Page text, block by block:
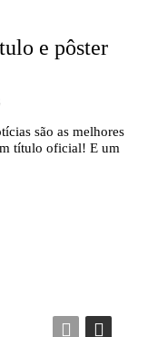
e pôster
são as melhores
título oficial! E um